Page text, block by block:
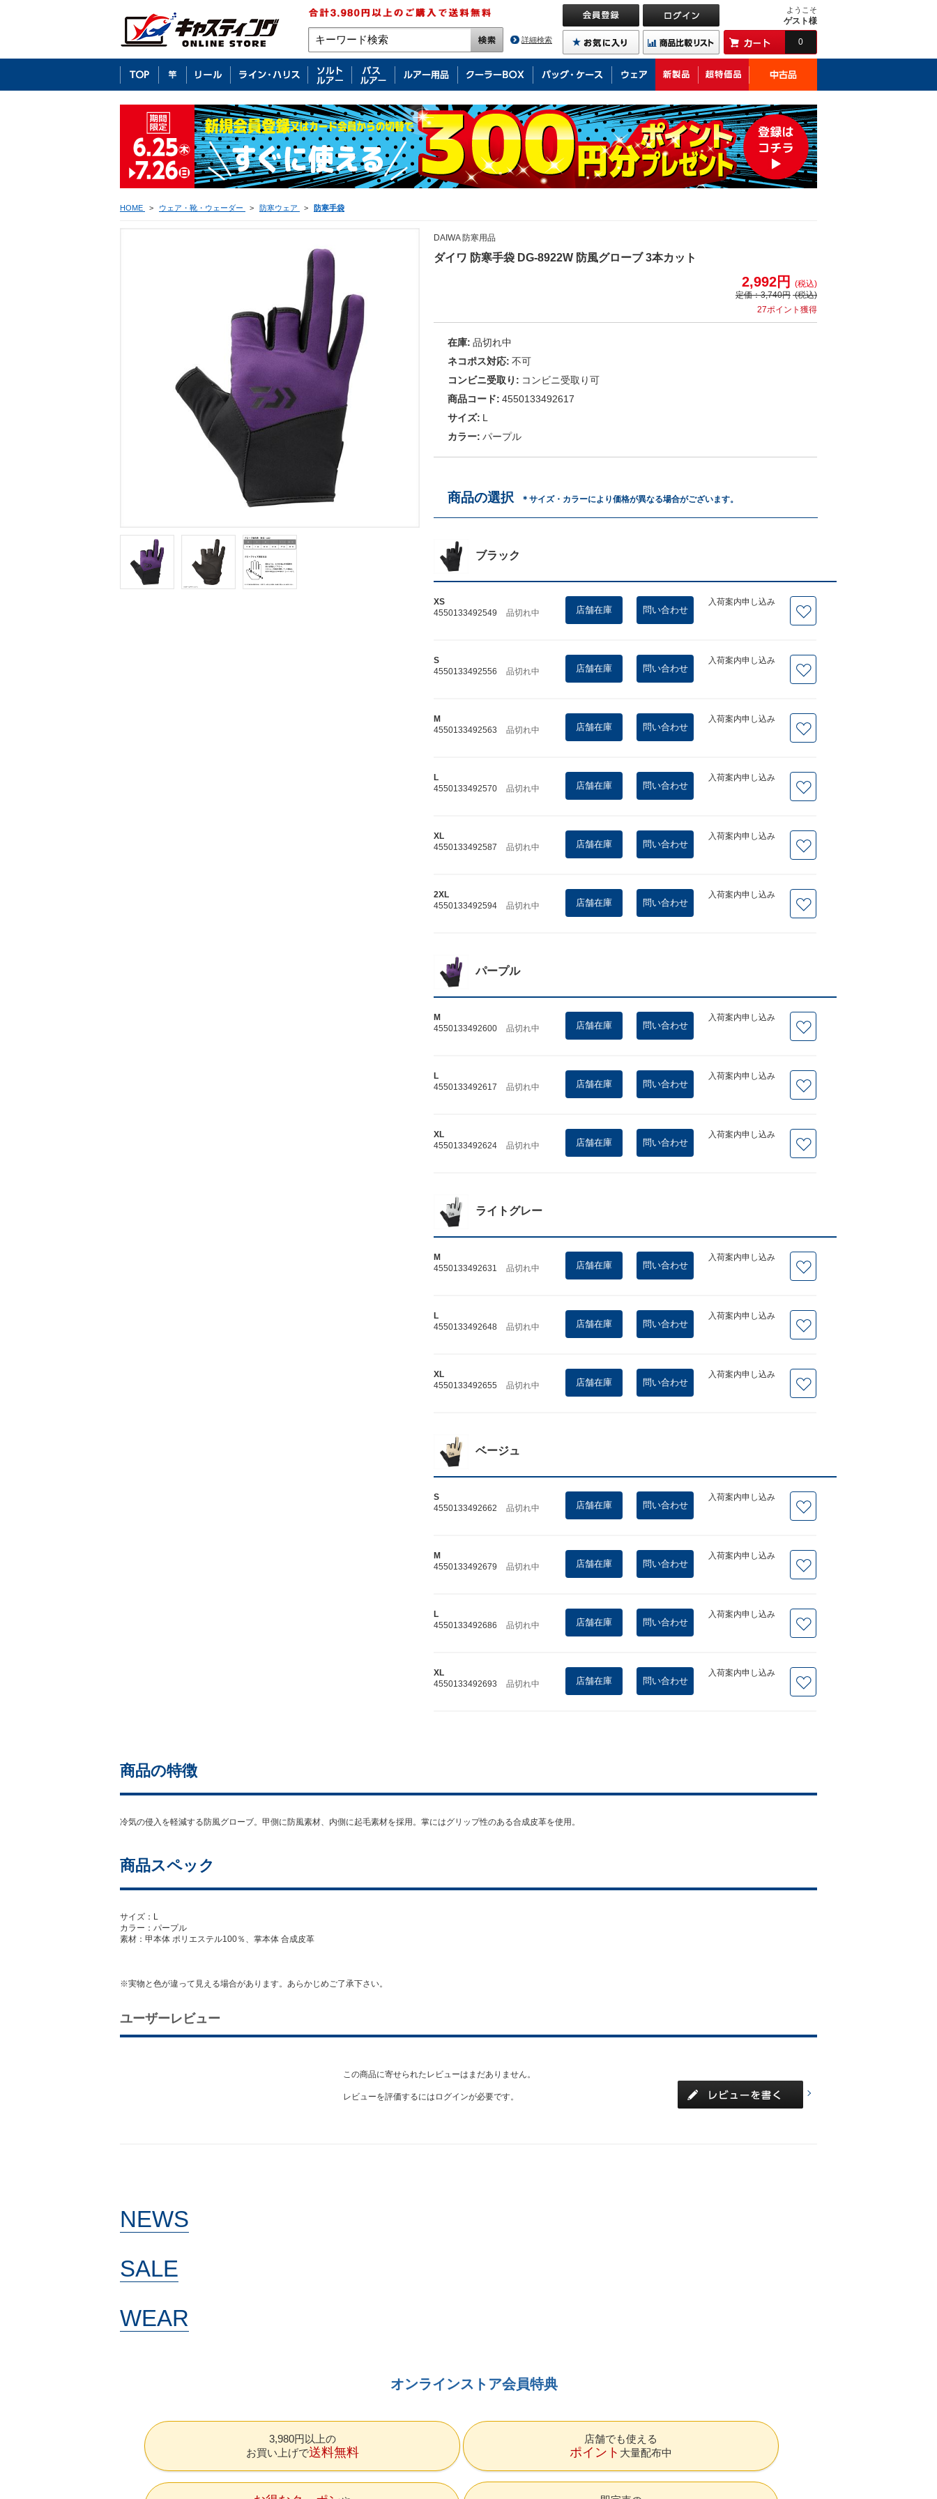
詳細検索
ようこそ
ゲスト様
0
HOME > ウェア・靴・ウェーダー > 防寒ウェア > 防寒手袋
DAIWA 防寒用品
ダイワ 防寒手袋 DG-8922W 防風グローブ 3本カット
2,992円
(税込)
定価：3,740円 (税込)
27ポイント獲得
在庫: 品切れ中
ネコポス対応: 不可
コンビニ受取り: コンビニ受取り可
商品コード: 4550133492617
サイズ: L
カラー: パープル
商品の選択 ＊サイズ・カラーにより価格が異なる場合がございます。
ブラック
XS
4550133492549
品切れ中 店舗在庫 問い合わせ
入荷案内申し込み
S
4550133492556
品切れ中 店舗在庫 問い合わせ
入荷案内申し込み
M
4550133492563
品切れ中 店舗在庫 問い合わせ
入荷案内申し込み
L
4550133492570
品切れ中 店舗在庫 問い合わせ
入荷案内申し込み
XL
4550133492587
品切れ中 店舗在庫 問い合わせ
入荷案内申し込み
2XL
4550133492594
品切れ中 店舗在庫 問い合わせ
入荷案内申し込み
パープル
M
4550133492600
品切れ中 店舗在庫 問い合わせ
入荷案内申し込み
L
4550133492617
品切れ中 店舗在庫 問い合わせ
入荷案内申し込み
XL
4550133492624
品切れ中 店舗在庫 問い合わせ
入荷案内申し込み
ライトグレー
M
4550133492631
品切れ中 店舗在庫 問い合わせ
入荷案内申し込み
L
4550133492648
品切れ中 店舗在庫 問い合わせ
入荷案内申し込み
XL
4550133492655
品切れ中 店舗在庫 問い合わせ
入荷案内申し込み
ベージュ
S
4550133492662
品切れ中 店舗在庫 問い合わせ
入荷案内申し込み
M
4550133492679
品切れ中 店舗在庫 問い合わせ
入荷案内申し込み
L
4550133492686
品切れ中 店舗在庫 問い合わせ
入荷案内申し込み
XL
4550133492693
品切れ中 店舗在庫 問い合わせ
入荷案内申し込み
商品の特徴
冷気の侵入を軽減する防風グローブ。甲側に防風素材、内側に起毛素材を採用。掌にはグリップ性のある合成皮革を使用。
商品スペック
サイズ：L
カラー：パープル
素材：甲本体 ポリエステル100％、掌本体 合成皮革
※実物と色が違って見える場合があります。あらかじめご了承下さい。
ユーザーレビュー
この商品に寄せられたレビューはまだありません。
レビューを評価するには ログインが必要です。
NEWS
SALE
WEAR
オンラインストア会員特典
3,980円以上の
お買い上げで送料無料
店舗でも使える
ポイント 大量配布中